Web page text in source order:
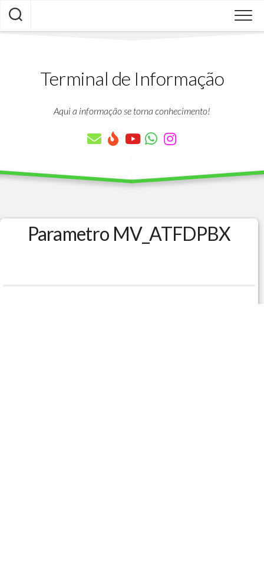
Skip
content
Terminal de Informação
Aqui a informação se torna conhecimento!
Parametro MV_ATFDPBX